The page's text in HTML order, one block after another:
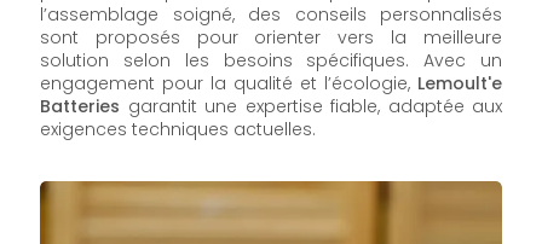
l’assemblage soigné, des conseils personnalisés
sont proposés pour orienter vers la meilleure
solution selon les besoins spécifiques. Avec un
engagement pour la qualité et l’écologie, Lemoult'e
Batteries garantit une expertise fiable, adaptée aux
exigences techniques actuelles.